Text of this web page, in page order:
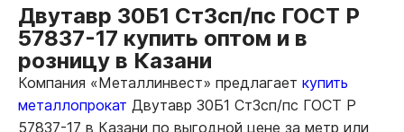
Двутавр 30Б1 Ст3сп/пс ГОСТ Р
57837-17 купить оптом и в
розницу в Казани
Компания «Металлинвест» предлагает купить
металлопрокат Двутавр 30Б1 Ст3сп/пс ГОСТ Р
57837-17 в Казани по выгодной цене за метр или